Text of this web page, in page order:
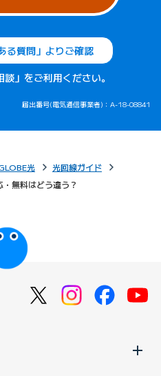
る質問」よりご確認
」をご利用ください。
届出番号(電気通信事業者)：A-18-08841
光
光回線ガイド
無料はどう違う？